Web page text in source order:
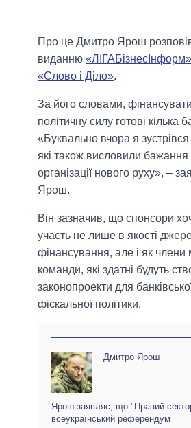
Про це Дмитро Ярош
виданню «ЛІГАБізнесІнформ»
«Слово і Діло».
За його словами,
політичну силу готові кілька
«Буквально вчора я
які також висловили бажання
організації нового руху», –
Ярош.
Він зазначив, що спонсори
участь не лише в якості
фінансування, але і як члени
команди, які здатні будуть
законопроекти для
фіскальної політики.
Дмитро Ярош
Ярош заявляє, що "Правий
всеукраїнський референдум